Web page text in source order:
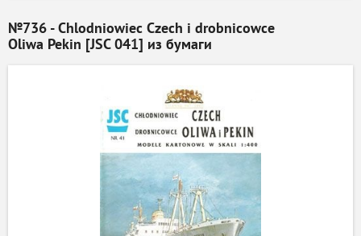
№736 - Chlodniowiec Czech i drobnicowce
Oliwa Pekin [JSC 041] из бумаги